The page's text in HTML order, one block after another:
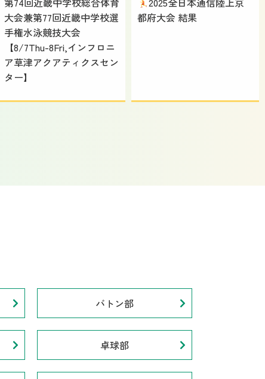
大会兼第77回近畿中学校選
手権水泳競技大会
【8/7Thu-8Fri,インフロニ
ア草津アクアティクスセン
ター】
都府大会 結果
バトン部
卓球部